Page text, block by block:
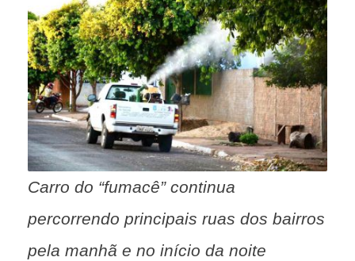
Carro do “fumacê” continua
percorrendo principais ruas dos bairros
pela manhã e no início da noite